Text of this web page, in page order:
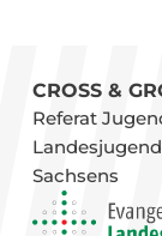
CROSS &
Referat
Sachsens